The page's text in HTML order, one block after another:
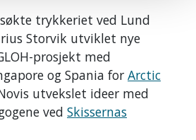
trykkeriet ved Lund
Storvik utviklet nye
prosjekt med
og Spania for Arctic
utvekslet ideer med
ved Skissernas